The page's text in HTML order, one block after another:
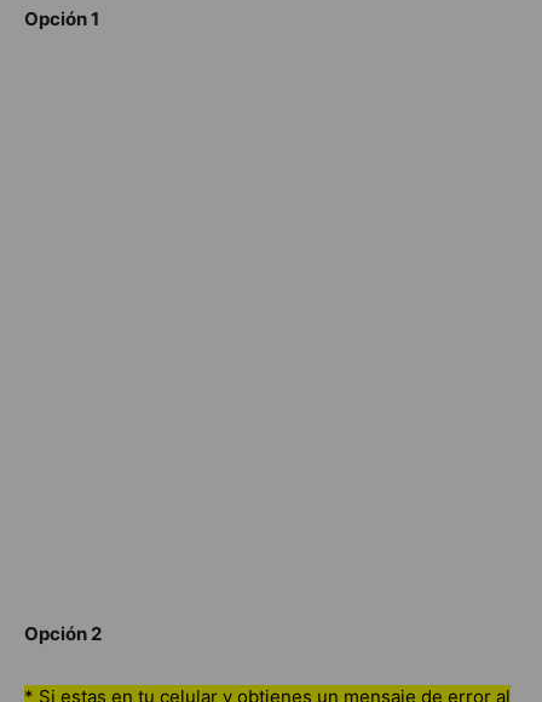
Opción 1
Opción 2
* Si estas en tu celular y obtienes un mensaje de error al